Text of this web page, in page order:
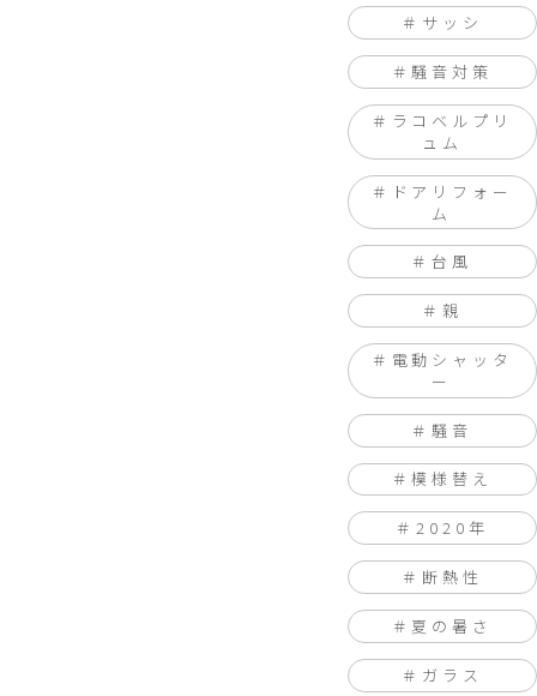
サッシ
騒音対策
ラコベルプリ
ュム
ドアリフォー
ム
台風
親
電動シャッタ
ー
騒音
模様替え
2020年
断熱性
夏の暑さ
ガラス